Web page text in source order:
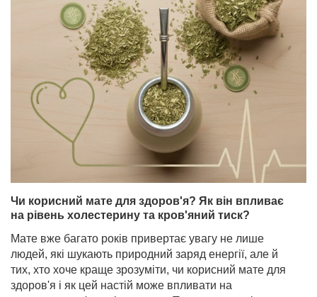
Чи корисний мате для здоров'я? Як він впливає
на рівень холестерину та кров'яний тиск?
Мате вже багато років привертає увагу не лише
людей, які шукають природний заряд енергії, але й
тих, хто хоче краще зрозуміти, чи корисний мате для
здоров'я і як цей настій може впливати на